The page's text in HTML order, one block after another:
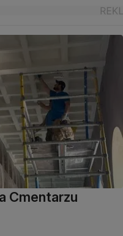
Cmentarzu